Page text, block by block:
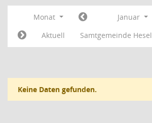
Monat Januar
Aktuell
Samtgemeinde Hesel
Keine Daten gefunden.